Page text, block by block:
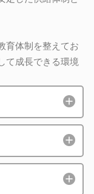
育体制を整えてお
て成長できる環境